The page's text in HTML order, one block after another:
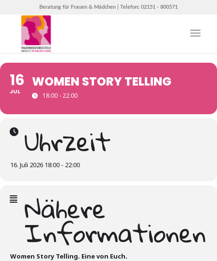
Beratung für Frauen & Mädchen | Telefon: 02151 - 800571
16
JUL
WOMEN STORY TELLING
18:00 - 22:00
Uhrzeit
16. Juli 2026 18:00 - 22:00
Nähere
Informationen
Women Story Telling. Eine von Euch.